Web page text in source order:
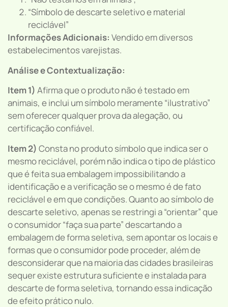
“Símbolo de descarte seletivo e material
reciclável”
Informações Adicionais: Vendido em diversos
estabelecimentos varejistas.
Análise e Contextualização:
Item 1) Afirma que o produto não é testado em
animais, e inclui um símbolo meramente “ilustrativo”
sem oferecer qualquer prova da alegação, ou
certificação confiável.
Item 2) Consta no produto símbolo que indica ser o
mesmo reciclável, porém não indica o tipo de plástico
que é feita sua embalagem impossibilitando a
identificação e a verificação se o mesmo é de fato
reciclável e em que condições. Quanto ao símbolo de
descarte seletivo, apenas se restringi a “orientar” que
o consumidor “faça sua parte” descartando a
embalagem de forma seletiva, sem apontar os locais e
formas que o consumidor pode proceder, além de
desconsiderar que na maioria das cidades brasileiras
sequer existe estrutura suficiente e instalada para
descarte de forma seletiva, tornando essa indicação
de efeito prático nulo.